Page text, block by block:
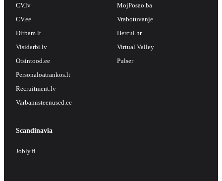
CV.lv
CV.ee
Dirbam.lt
Visidarbi.lv
Otsintood.ee
Personaloatrankos.lt
Recruitment.lv
Varbamisteenused.ee
MojPosao.ba
Vrabotuvanje
Hercul.hr
Virtual Valley
Pulser
Scandinavia
Jobly.fi